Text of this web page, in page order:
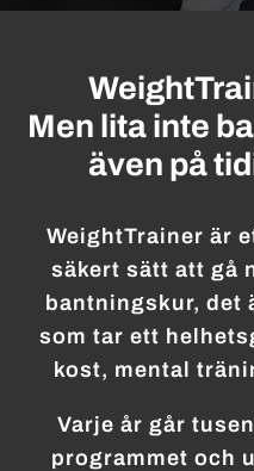
Men lita inte
även på
WeightTrainer är
säkert sätt att gå
bantningskur, det
som tar ett
kost, mental
Varje år går
programmet och